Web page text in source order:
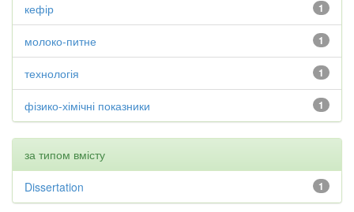
1
кефір
1
молоко-питне
1
технологія
1
фізико-хімічні показники
за типом вмісту
1
Dissertation